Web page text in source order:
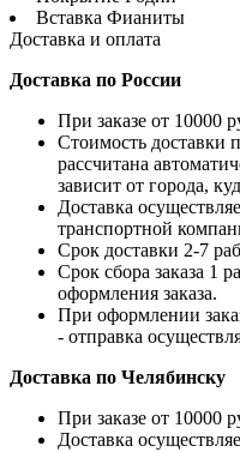
Вставка Фианиты
Доставка и оплата
Доставка по России
При заказе от
Стоимость доставки
рассчитана
зависит от города,
Доставка
транспортной
Срок доставки 2-7
Срок сбора заказа 1
оформления заказа.
При оформлении
- отправка
Доставка по Челябинску
При заказе от
Доставка